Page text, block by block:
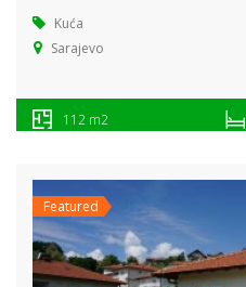
Kuća
Sarajevo
112 m2
Featured